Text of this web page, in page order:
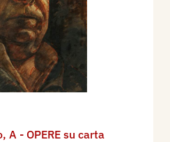
, A - OPERE su carta